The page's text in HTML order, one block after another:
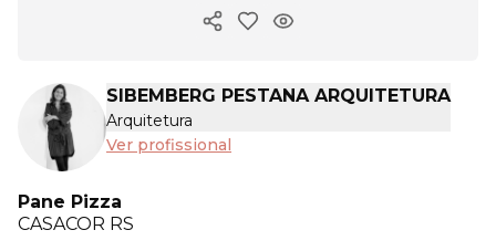
Copiar link
SIBEMBERG PESTANA ARQUITETURA
Arquitetura
Ver profissional
Pane Pizza
CASACOR RS